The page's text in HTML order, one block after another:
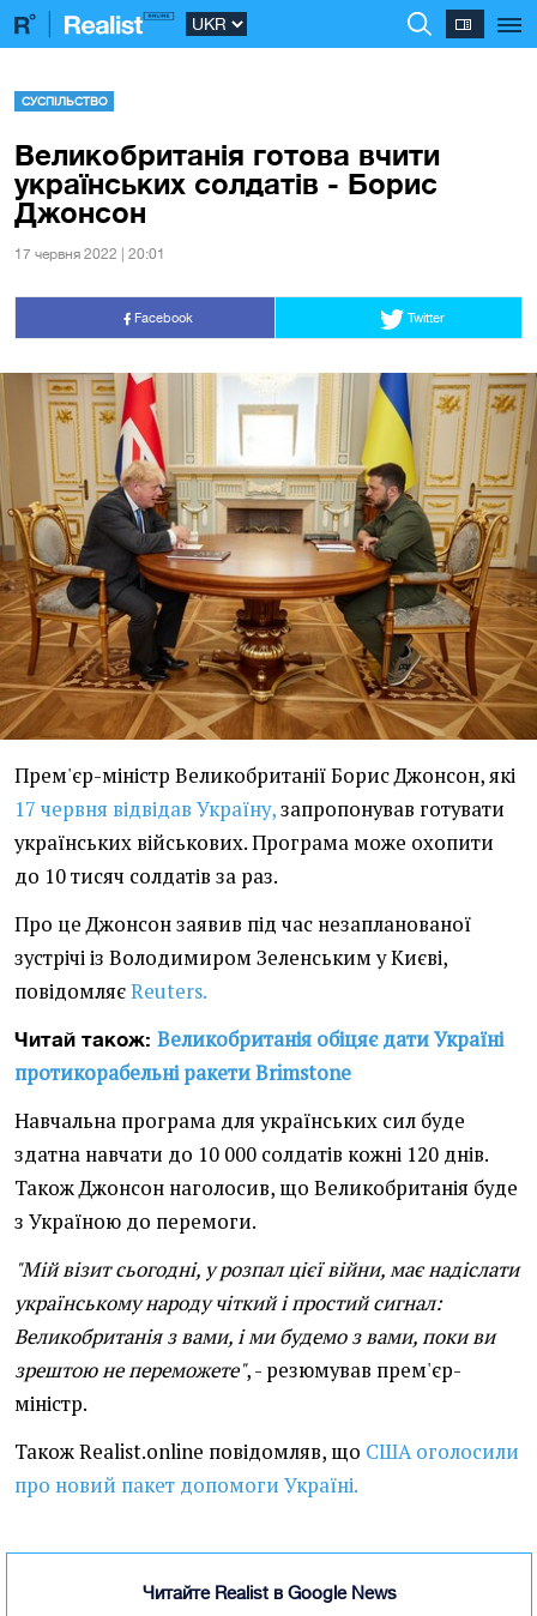
СУСПІЛЬСТВО
Великобританія готова вчити
українських солдатів - Борис
Джонсон
17 червня 2022 | 20:01
Facebook Twitter
Прем'єр-міністр Великобританії Борис Джонсон, які
17 червня відвідав Україну,запропонував готувати
українських військових. Програма може охопити
до 10 тисяч солдатів за раз.
Про це Джонсон заявив під час незапланованої
зустрічі із Володимиром Зеленським у Києві,
повідомляєReuters.
Читай також: Великобританія обіцяє дати Україні
протикорабельні ракети Brimstone
Навчальна програма для українських сил буде
здатна навчати до 10 000 солдатів кожні 120 днів.
Також Джонсон наголосив, що Великобританія буде
з Україною до перемоги.
"Мій візит сьогодні, у розпал цієї війни, має надіслати
українському народу чіткий і простий сигнал:
Великобританія з вами, і ми будемо з вами, поки ви
зрештою не переможете", - резюмував прем'єр-
міністр.
Також Realist.online повідомляв, що США оголосили
про новий пакет допомоги Україні.
Читайте Realist в Google News